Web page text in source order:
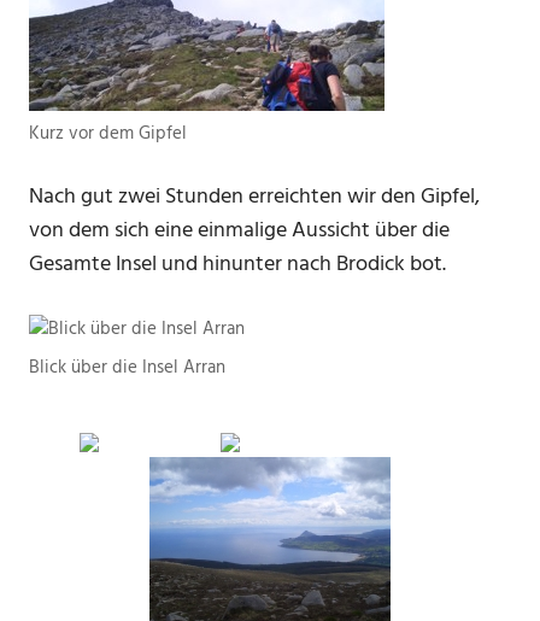
Kurz vor dem Gipfel
Nach gut zwei Stunden erreichten wir den Gipfel,
von dem sich eine einmalige Aussicht über die
Gesamte Insel und hinunter nach Brodick bot.
Blick über die Insel Arran